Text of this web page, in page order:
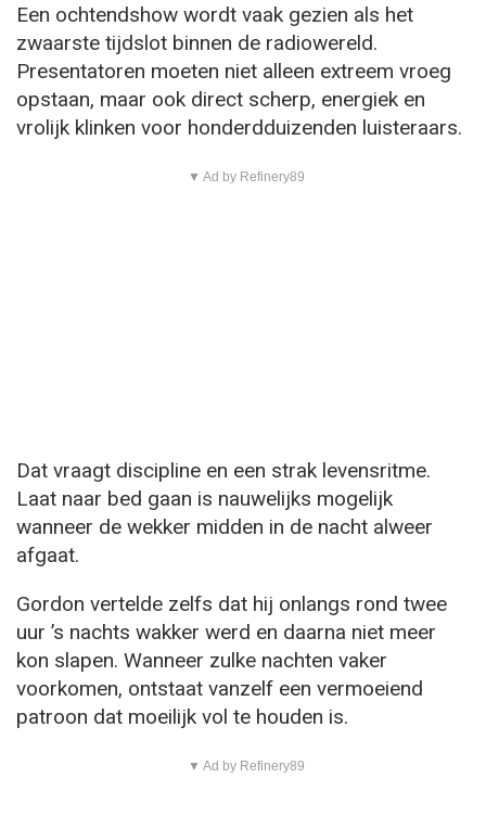
Een ochtendshow wordt vaak gezien als het
zwaarste tijdslot binnen de radiowereld.
Presentatoren moeten niet alleen extreem vroeg
opstaan, maar ook direct scherp, energiek en
vrolijk klinken voor honderdduizenden luisteraars.
▼ Ad by Refinery89
Dat vraagt discipline en een strak levensritme.
Laat naar bed gaan is nauwelijks mogelijk
wanneer de wekker midden in de nacht alweer
afgaat.
Gordon vertelde zelfs dat hij onlangs rond twee
uur ’s nachts wakker werd en daarna niet meer
kon slapen. Wanneer zulke nachten vaker
voorkomen, ontstaat vanzelf een vermoeiend
patroon dat moeilijk vol te houden is.
▼ Ad by Refinery89